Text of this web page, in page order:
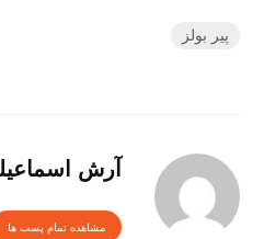
پیر بولز
آرش
مشاهده تمام پست ها